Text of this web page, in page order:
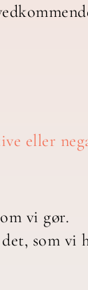
eller
vi gør.
som vi